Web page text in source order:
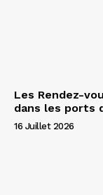
Les Rendez-
dans les ports
16 Juillet 2026